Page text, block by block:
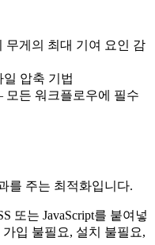
게의 최대 기여 요인 감
압축 기법
든 워크플로우에 필수
를 주는 최적화입니다.
또는 JavaScript를 붙여넣
입 불필요, 설치 불필요,